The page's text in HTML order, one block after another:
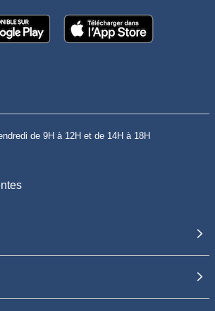
de 9H à 12H et de 14H à 18H